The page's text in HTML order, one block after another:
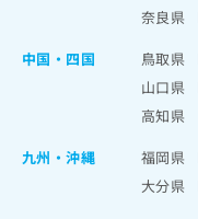
奈良県
中国・四国
鳥取県
山口県
高知県
九州・沖縄
福岡県
大分県